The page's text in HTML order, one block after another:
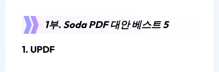
1부. Soda PDF 대안 베스트 5
1. UPDF